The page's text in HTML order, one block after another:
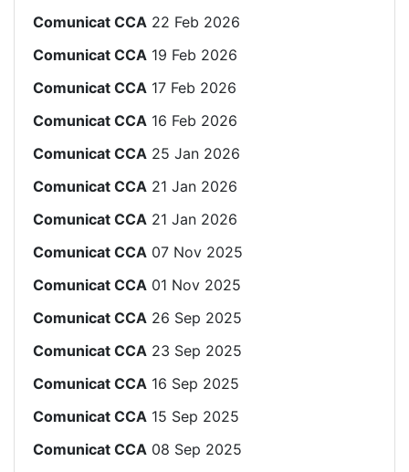
Comunicat CCA 22 Feb 2026
Comunicat CCA 19 Feb 2026
Comunicat CCA 17 Feb 2026
Comunicat CCA 16 Feb 2026
Comunicat CCA 25 Jan 2026
Comunicat CCA 21 Jan 2026
Comunicat CCA 21 Jan 2026
Comunicat CCA 07 Nov 2025
Comunicat CCA 01 Nov 2025
Comunicat CCA 26 Sep 2025
Comunicat CCA 23 Sep 2025
Comunicat CCA 16 Sep 2025
Comunicat CCA 15 Sep 2025
Comunicat CCA 08 Sep 2025